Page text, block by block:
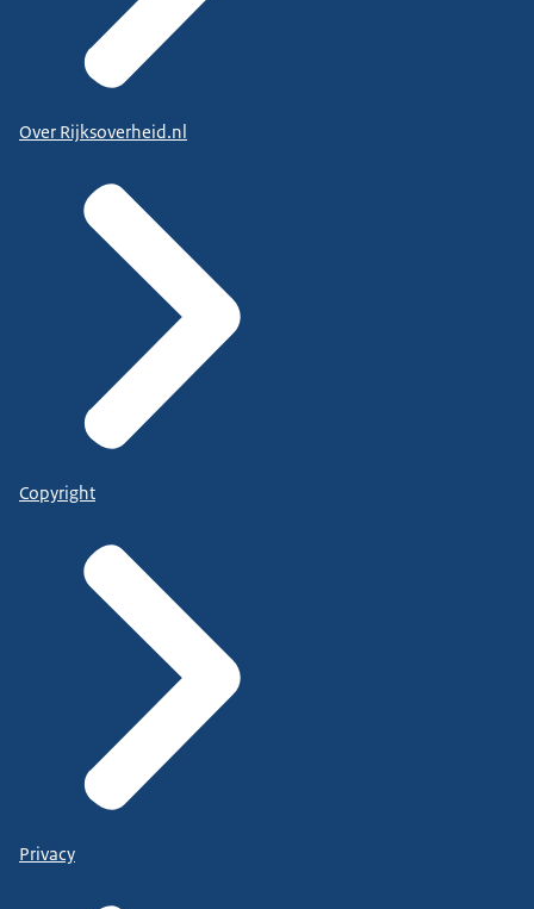
Over Rijksoverheid.nl
Copyright
Privacy